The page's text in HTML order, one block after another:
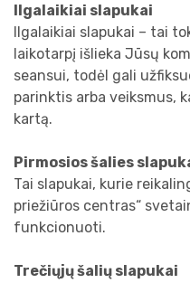
Ilgalaikiai slapukai
Ilgalaikiai slapukai – tai
laikotarpį išlieka Jūsų
seansui, todėl gali
parinktis arba veiksmus,
kartą.
Pirmosios šalies
Tai slapukai, kurie
priežiūros centras“
funkcionuoti.
Trečiųjų šalių slapukai